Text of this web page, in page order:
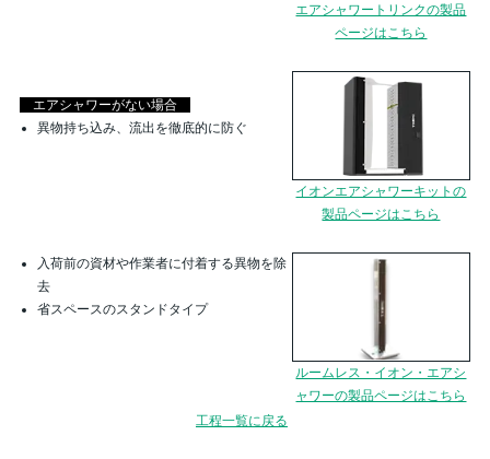
​​​​​エアシャワートリンクの製品
ページはこちら
エアシャワーがない場合
異物持ち込み、流出を徹底的に防ぐ
​​​​​イオンエアシャワーキットの
製品ページはこちら
入荷前の資材や作業者に付着する異物を除
去
省スペースのスタンドタイプ
​​​​​ルームレス・イオン・エアシ
ャワーの製品ページはこちら
工程一覧に戻る